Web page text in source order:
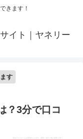
きます！
イト｜ヤネリー
す
？3分で口コ